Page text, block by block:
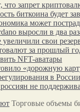
запрет
биткоина будет
может
выросли в два
свои
за прошлый
NFT-аватары
«дорожную
в
не
Торговые объемы